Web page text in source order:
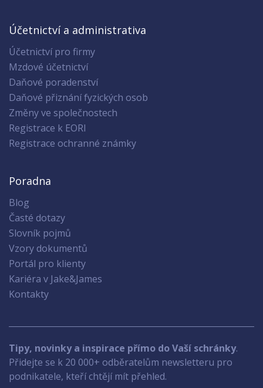
Účetnictví a administrativa
Účetnictví pro firmy
Mzdové účetnictví
Daňové poradenství
Daňové přiznání fyzických osob
Změny ve společnostech
Registrace k EORI
Registrace ochranné známky
Poradna
Blog
Časté dotazy
Slovník pojmů
Vzory dokumentů
Portál pro klienty
Kariéra v Jake&James
Kontakty
Tipy, novinky a inspirace přímo do Vaší schránky.
Přidejte se k 20 000+ odběratelům newsletteru pro
podnikatele, kteří chtějí mít přehled.